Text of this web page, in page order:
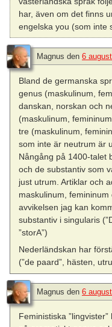
har, även om det finns
engelska you (som inte
Magnus den 6
Bland de germanska
genus (maskulinum,
danskan, norskan och
(maskulinum,
tre (maskulinum,
som inte är neutrum är
Nångång på 1400-talet
och de substantiv som
just utrum. Artiklar och
maskulinum,
avvikelsen jag kan
substantiv i singularis
”storA”)
Nederländskan har
(”de paard”, hästen,
Magnus den 6
Feministiska